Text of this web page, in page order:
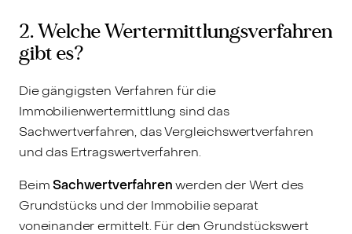
2. Welche Wertermittlungsverfahren
gibt es?
Die gängigsten Verfahren für die
Immobilienwertermittlung sind das
Sachwertverfahren, das Vergleichswertverfahren
und das Ertragswertverfahren.
BeimSachwertverfahrenwerden der Wert des
Grundstücks und der Immobilie separat
voneinander ermittelt. Für den Grundstückswert